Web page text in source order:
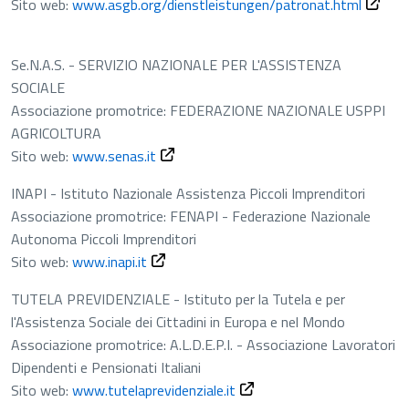
Sito web: www.asgb.org/dienstleistungen/patronat.html
Se.N.A.S. - SERVIZIO NAZIONALE PER L'ASSISTENZA
SOCIALE
Associazione promotrice: FEDERAZIONE NAZIONALE USPPI
AGRICOLTURA
Sito web: www.senas.it Apre in una nuova scheda
INAPI - Istituto Nazionale Assistenza Piccoli Imprenditori
Associazione promotrice: FENAPI - Federazione Nazionale
Autonoma Piccoli Imprenditori
Sito web: www.inapi.it Apre in una nuova scheda
TUTELA PREVIDENZIALE - Istituto per la Tutela e per
l'Assistenza Sociale dei Cittadini in Europa e nel Mondo
Associazione promotrice: A.L.D.E.P.I. - Associazione Lavoratori
Dipendenti e Pensionati Italiani
Sito web: www.tutelaprevidenziale.it